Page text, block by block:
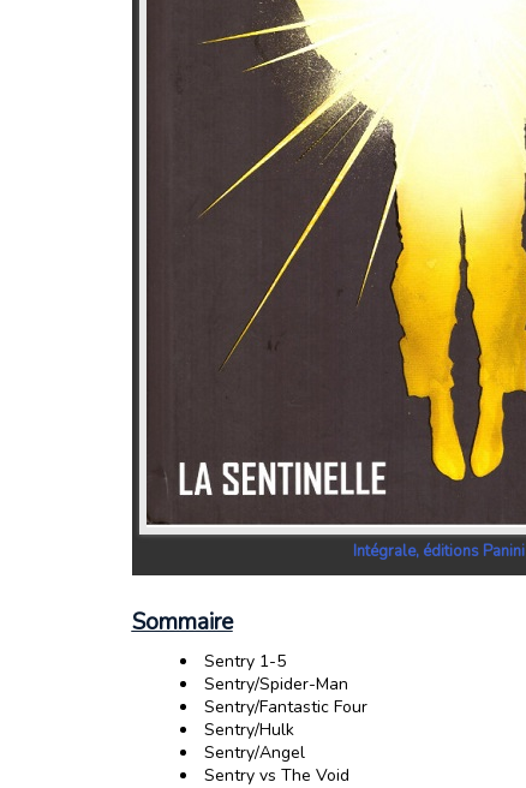
Intégrale, éditions Panini
Sommaire
Sentry 1-5
Sentry/Spider-Man
Sentry/Fantastic Four
Sentry/Hulk
Sentry/Angel
Sentry vs The Void